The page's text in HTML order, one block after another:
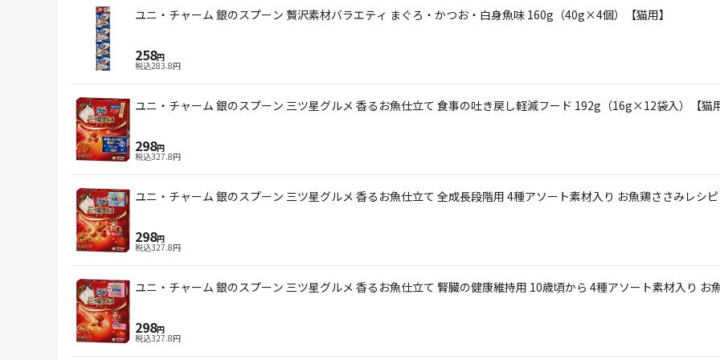
ユニ・チャーム 銀のスプーン 贅沢素材バラエティ まぐろ・かつお・白身魚味 160g（40g×4個）【猫用】
258円
税込283.8円
ユニ・チャーム 銀のスプーン 三ツ星グルメ 香るお魚仕立て 食事の吐き戻し軽減フード 192g（16g×12袋入）【猫
298円
税込327.8円
ユニ・チャーム 銀のスプーン 三ツ星グルメ 香るお魚仕立て 全成長段階用 4種アソート素材入り お魚鶏ささみレ
298円
税込327.8円
ユニ・チャーム 銀のスプーン 三ツ星グルメ 香るお魚仕立て 腎臓の健康維持用 10歳頃から 4種アソート素材入り
298円
税込327.8円